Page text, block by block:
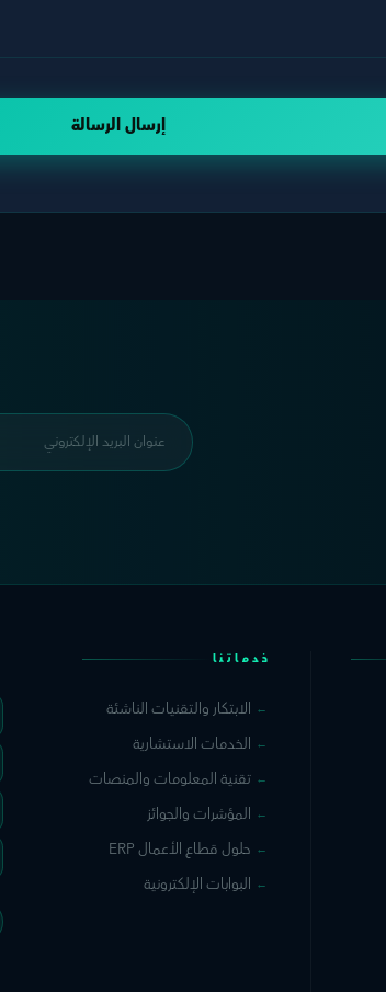
إرسال الرسالة
خدماتنا
← الابتكار والتقنيات الناشئة
← الخدمات الاستشارية
← تقنية المعلومات والمنصات
← المؤشرات والجوائز
← حلول قطاع الأعمال ERP
← البوابات الإلكترونية